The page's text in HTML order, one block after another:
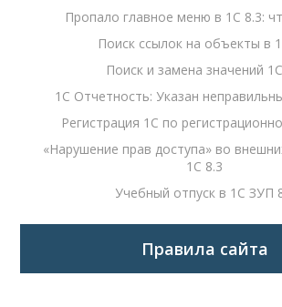
Пропало главное меню в 1С 8.3:
Поиск ссылок на объекты в
Поиск и замена значений
1С Отчетность: Указан
Регистрация 1С по
«Нарушение прав доступа» во
1С 8.3
Учебный отпуск в 1С ЗУП
Правила сайта